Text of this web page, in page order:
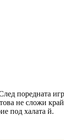
поредната
не сложи
под халата й.